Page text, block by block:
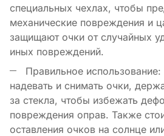
специальных чехлах, чтобы
механические повреждения и
защищают очки от случайных
иных повреждений.
Правильное
надевать и снимать очки,
за стекла, чтобы избежать
повреждения оправ. Также
оставления очков на солнце